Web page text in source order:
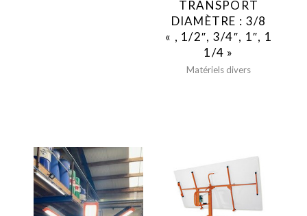
électrique
Outils de coupe
Matériel de carottage
Travail du béton
Matériels divers
TRANSPORT
DIAMÈTRE : 3/8
« , 1/2″, 3/4″, 1″, 1
1/4 »
Matériels divers